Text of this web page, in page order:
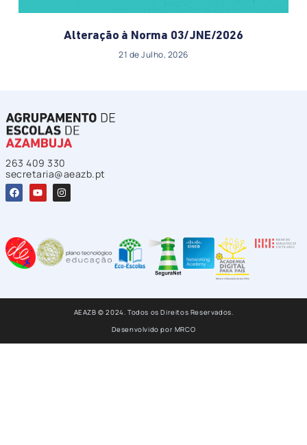
Alteração à Norma 03/JNE/2026
21 de Julho, 2026
263 409 330
secretaria@aeazb.pt
AEAZB © 2024. Todos os Direitos Reservados.
Desenvolvido por MRCO